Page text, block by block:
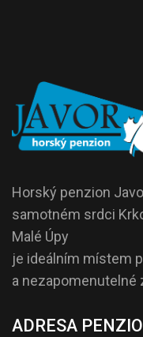
Horský penzion
samotném srdci
Malé Úpy
je ideálním místem
a nezapomenutelné
ADRESA